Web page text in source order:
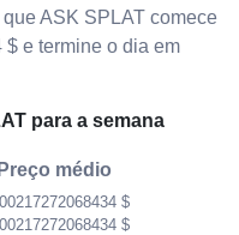
ASK SPLAT comece
e termine o dia em
para a semana
Preço médio
$
$